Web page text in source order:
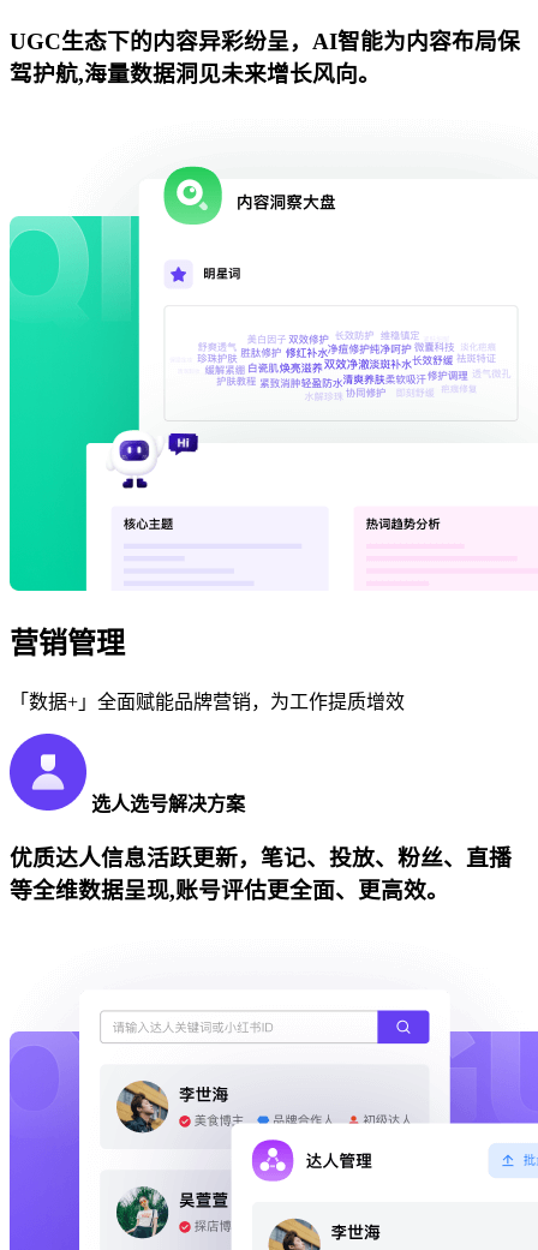
UGC生态下的内容异彩纷呈，AI智能为内容布局保
驾护航,海量数据洞见未来增长风向。
营销管理
「数据+」全面赋能品牌营销，为工作提质增效
选人选号解决方案
优质达人信息活跃更新，笔记、投放、粉丝、直播
等全维数据呈现,账号评估更全面、更高效。